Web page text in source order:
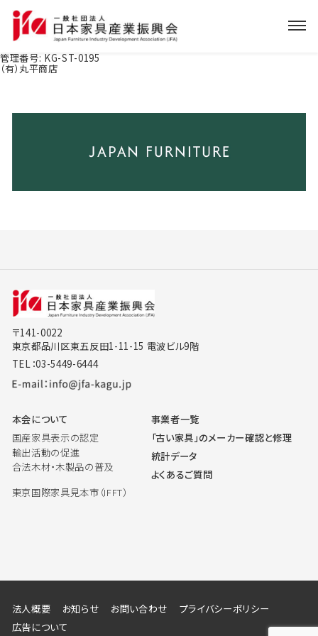
管理番号: KG-ST-0195
（有）丸平商店
〒141-0022
東京都品川区東五反田1-11-15 電波ビル9階
TEL：03-5449-6444
本会について
国産家具表示の認定
輸出活動の促進
合法木材・木製品の普及
東京国際家具見本市（IFFT）
事業者一覧
「古い家具」のメーカー確認と修理
統計データ
よくあるご質問
法人概要 お知らせ お問い合わせ
プライバシーポリシー
広告について